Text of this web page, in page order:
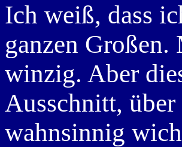
Ich weiß, dass
ganzen
winzig. Aber
Ausschnitt,
wahnsinnig